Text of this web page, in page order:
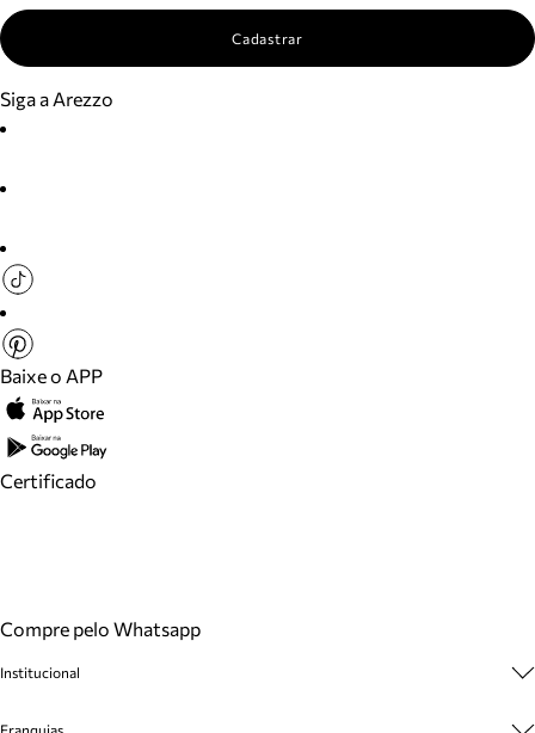
Cadastrar
Siga a Arezzo
Baixe o APP
Certificado
Compre pelo Whatsapp
Institucional
Franquias